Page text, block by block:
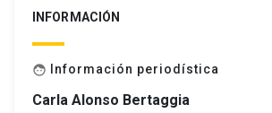
INFORMACIÓN
face Información periodística
Carla Alonso Bertaggia